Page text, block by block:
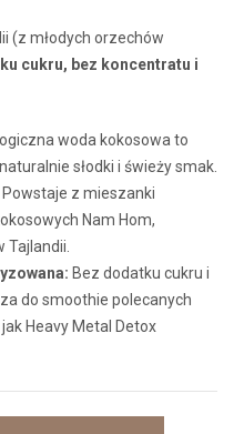
(z młodych orzechów
cukru, bez koncentratu i
woda kokosowa to
słodki i świeży smak.
Powstaje z mieszanki
Nam Hom,
Tajlandii.
Bez dodatku cukru i
do smoothie polecanych
Heavy Metal Detox